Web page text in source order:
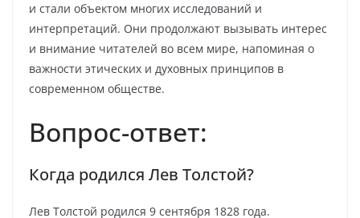
и стали объектом многих исследований и
интерпретаций. Они продолжают вызывать интерес
и внимание читателей во всем мире, напоминая о
важности этических и духовных принципов в
современном обществе.
Вопрос-ответ:
Когда родился Лев Толстой?
Лев Толстой родился 9 сентября 1828 года.